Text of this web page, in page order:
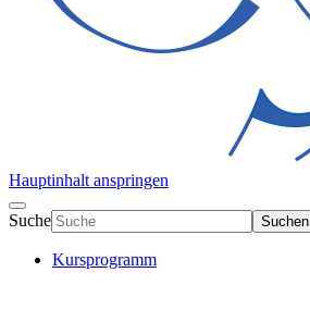
Hauptinhalt anspringen
Suche Suchen
Kursprogramm